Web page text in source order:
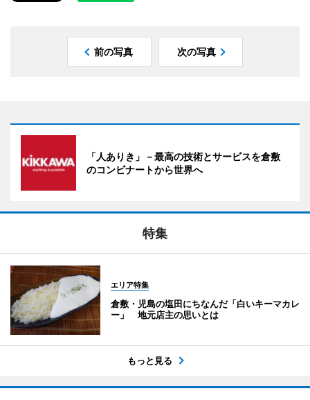
前の写真 次の写真
「人ありき」－最高の技術とサービスを倉敷
のコンビナートから世界へ
特集
エリア特集
倉敷・児島の塩田にちなんだ「白いキーマカレ
ー」 地元店主の思いとは
もっと見る